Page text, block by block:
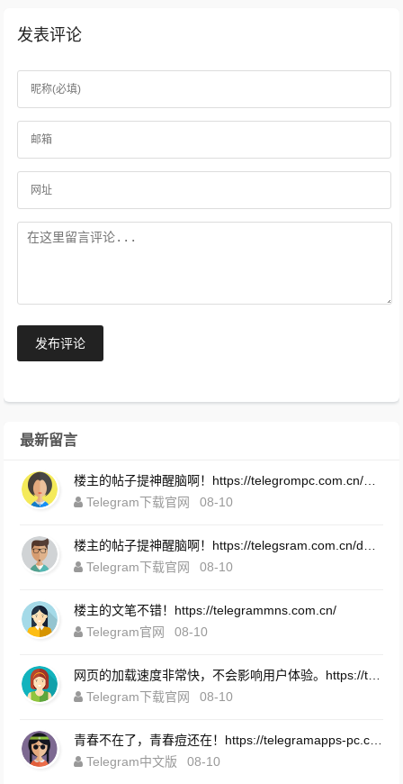
发表评论
发布评论
最新留言
楼主的帖子提神醒脑啊！https://telegrompc.com.cn/download.html
Telegram下载官网
08-10
楼主的帖子提神醒脑啊！https://telegsram.com.cn/download.html
Telegram下载官网
08-10
楼主的文笔不错！https://telegrammns.com.cn/
Telegram官网
08-10
网页的加载速度非常快，不会影响用户体验。https://telegramintg.com.cn/download.html
Telegram下载官网
08-10
青春不在了，青春痘还在！https://telegramapps-pc.com.cn/
Telegram中文版
08-10